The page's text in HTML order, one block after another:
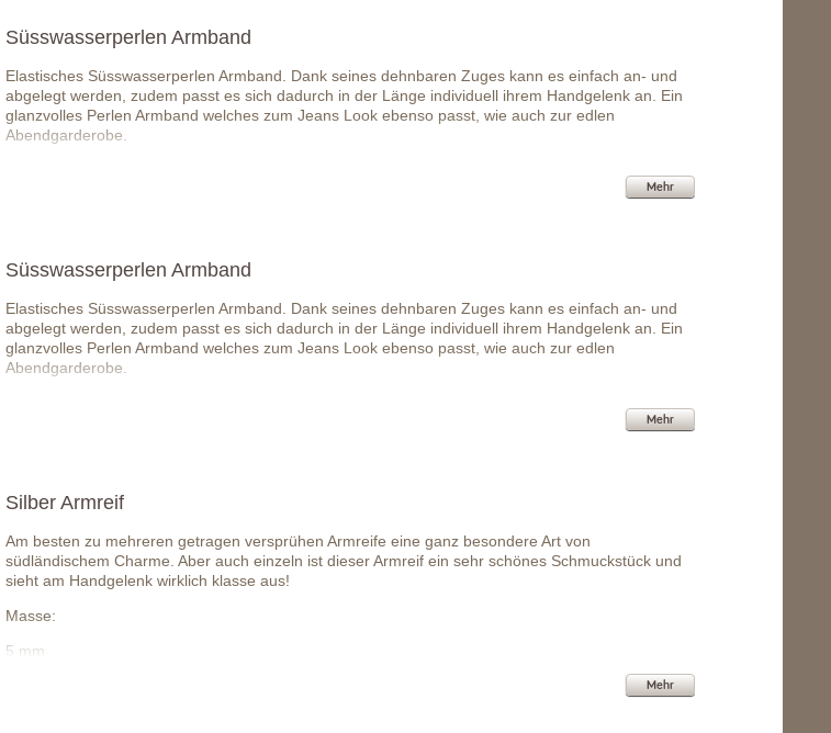
Süsswasserperlen Armband
Elastisches Süsswasserperlen Armband. Dank seines dehnbaren Zuges kann es einfach an- und
abgelegt werden, zudem passt es sich dadurch in der Länge individuell ihrem Handgelenk an. Ein
glanzvolles Perlen Armband welches zum Jeans Look ebenso passt, wie auch zur edlen
Abendgarderobe.
Mehr
Süsswasserperlen Armband
Elastisches Süsswasserperlen Armband. Dank seines dehnbaren Zuges kann es einfach an- und
abgelegt werden, zudem passt es sich dadurch in der Länge individuell ihrem Handgelenk an. Ein
glanzvolles Perlen Armband welches zum Jeans Look ebenso passt, wie auch zur edlen
Abendgarderobe.
Mehr
Silber Armreif
Am besten zu mehreren getragen versprühen Armreife eine ganz besondere Art von
südländischem Charme. Aber auch einzeln ist dieser Armreif ein sehr schönes Schmuckstück und
sieht am Handgelenk wirklich klasse aus!
Masse:
5 mm
Mehr